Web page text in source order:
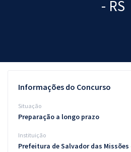
Questões grátis
Blog
- RS
Informações do Concurso
Situação
Preparação a longo prazo
Instituição
Prefeitura de Salvador das Missões